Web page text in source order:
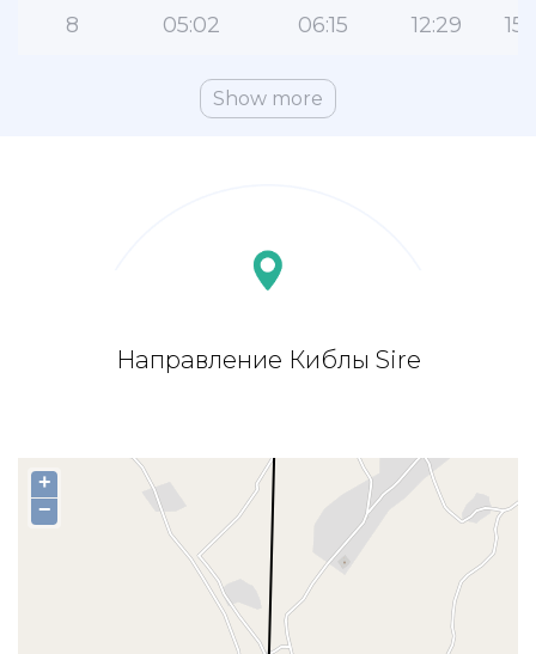
8 05:02 06:15 12:29
Show more
Направление Киблы Sire
+
−